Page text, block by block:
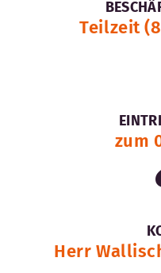
Teilzeit
zum
Herr